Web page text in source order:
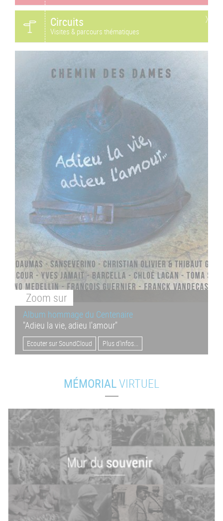
Circuits
Visites & parcours thématiques
Zoom sur
Album hommage du Centenaire
"Adieu la vie, adieu l'amour"
Ecouter sur SoundCloud Plus d'infos...
MÉMORIALVIRTUEL